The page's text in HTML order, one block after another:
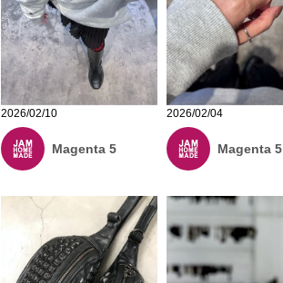
2026/02/10
Magenta 5
2026/02/04
Magenta 5